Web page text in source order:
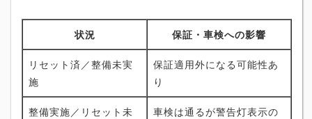
状況 保証・車検への影響
リセット済／整備未実
施
保証適用外になる可能性あ
り
整備実施／リセット未
車検は通るが警告灯表示の